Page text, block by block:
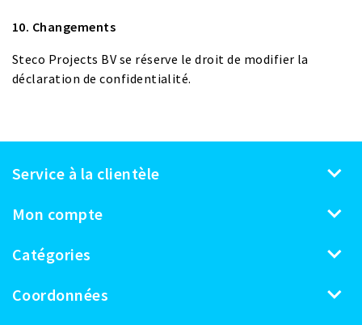
10. Changements
Steco Projects BV se réserve le droit de modifier la
déclaration de confidentialité.
Service à la clientèle
Mon compte
Catégories
Coordonnées